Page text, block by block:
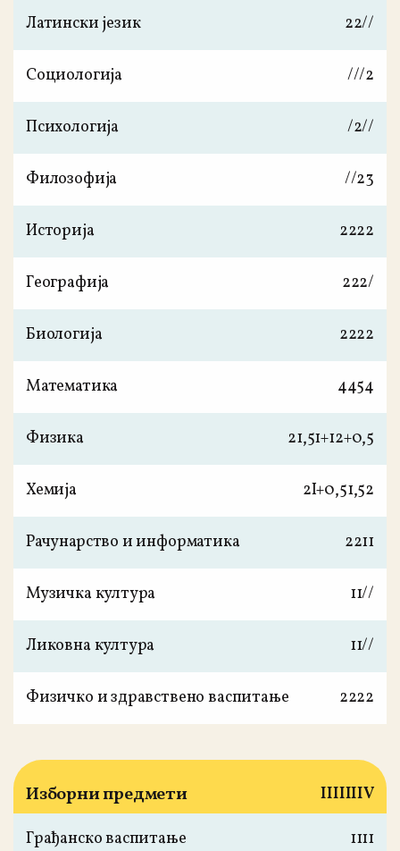
Латински језик 22//
Социологија ///2
Психологија /2//
Филозофија //23
Историја 2222
Географија 222/
Биологија 2222
Математика 4454
Физика 21,51+12+0,5
Хемија 2I+0,51,52
Рачунарство и информатика 2211
Музичка култура 11//
Ликовна култура 11//
Физичко и здравствено васпитање 2222
Изборни предмети IIIIIIIV
Грађанско васпитање
1111